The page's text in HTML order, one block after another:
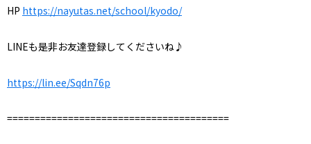
HP https://nayutas.net/school/kyodo/
LINEも是非お友達登録してくださいね♪
https://lin.ee/Sqdn76p
========================================